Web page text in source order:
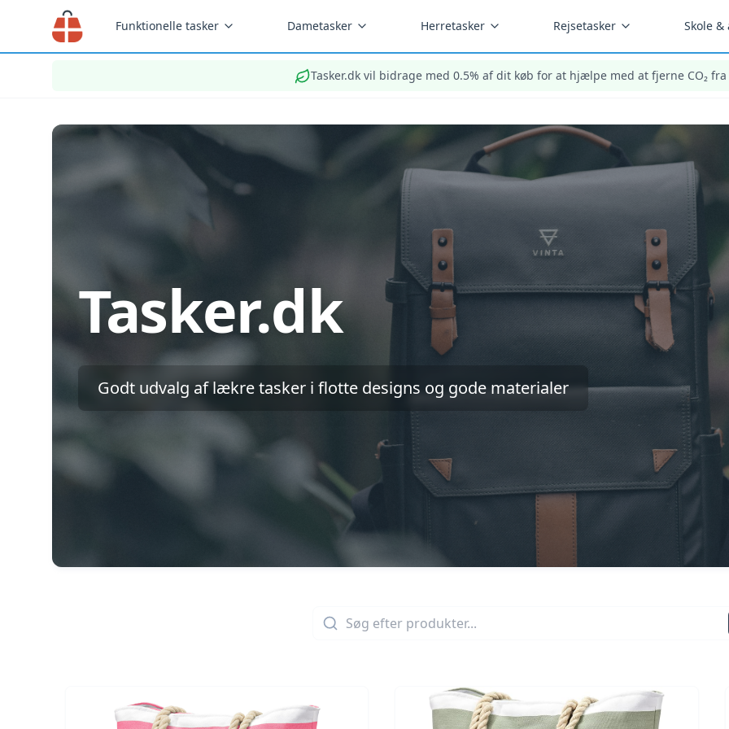
Funktionelle tasker Dametasker Herretasker Rejsetasker Skole
Tasker.dk vil bidrage med 0.5% af dit køb for at hjælpe med at fjerne CO₂
Tasker.dk
Godt udvalg af lækre tasker i flotte designs og gode materialer